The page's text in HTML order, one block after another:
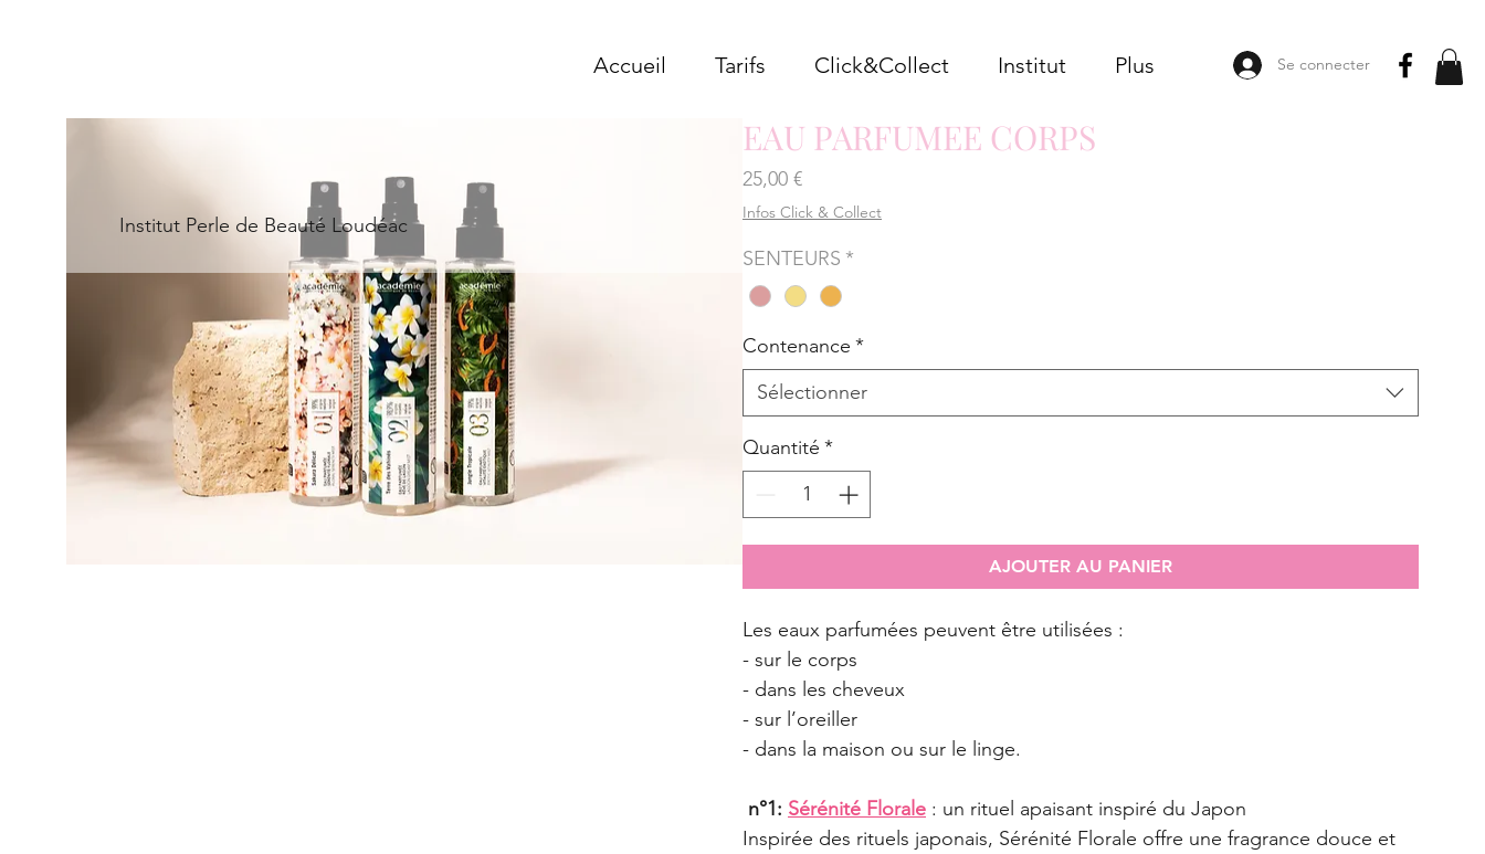
Institut Perle de Beauté Loudéac
Accueil Tarifs Click&Collect Institut Plus Se connecter
EAU PARFUMEE CORPS
25,00 €Prix
Infos Click & Collect
SENTEURS *
Contenance *
Sélectionner
Quantité *
AJOUTER AU PANIER
Les eaux parfumées peuvent être utilisées :
- sur le corps
- dans les cheveux
- sur l’oreiller
- dans la maison ou sur le linge.
n°1: Sérénité Florale : un rituel apaisant inspiré du Japon
Inspirée des rituels japonais, Sérénité Florale offre une fragrance douce et